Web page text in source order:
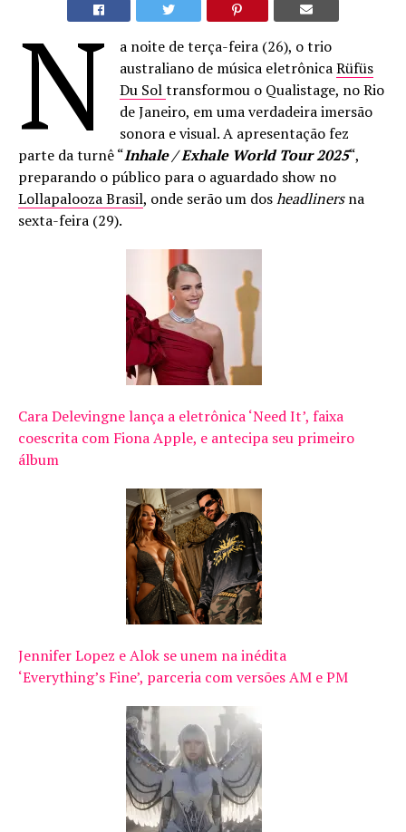
N
a noite de terça-feira (26), o trio
australiano de música eletrônicaRüfüs
Du Soltransformou o Qualistage, no Rio
de Janeiro, em uma verdadeira imersão
sonora e visual. A apresentação fez
parte da turnê “Inhale / Exhale World Tour 2025“,
preparando o público para o aguardado show no
Lollapalooza Brasil, onde serão um dosheadlinersna
sexta-feira (29).
Cara Delevingne lança a eletrônica ‘Need It’, faixa
coescrita com Fiona Apple, e antecipa seu primeiro
álbum
Jennifer Lopez e Alok se unem na inédita
‘Everything’s Fine’, parceria com versões AM e PM